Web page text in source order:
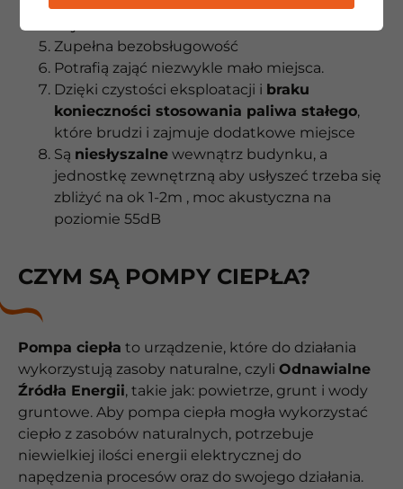
Zupełna bezobsługowość
Potrafią zająć niezwykle mało miejsca.
Dzięki czystości eksploatacji i braku
konieczności stosowania paliwa stałego,
które brudzi i zajmuje dodatkowe miejsce
Są niesłyszalne wewnątrz budynku, a
jednostkę zewnętrzną aby usłyszeć trzeba się
zbliżyć na ok 1-2m , moc akustyczna na
poziomie 55dB
CZYM SĄ POMPY CIEPŁA?
Pompa ciepła to urządzenie, które do działania
wykorzystują zasoby naturalne, czyli Odnawialne
Źródła Energii, takie jak: powietrze, grunt i wody
gruntowe. Aby pompa ciepła mogła wykorzystać
ciepło z zasobów naturalnych, potrzebuje
niewielkiej ilości energii elektrycznej do
napędzenia procesów oraz do swojego działania.